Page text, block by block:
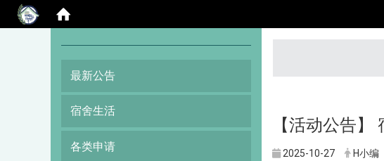
最新公告
宿舍生活
各类申请
【活动公告
2025-10-27 H小编